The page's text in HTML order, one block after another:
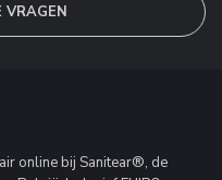
VRAGEN
online bij Sanitear®, de